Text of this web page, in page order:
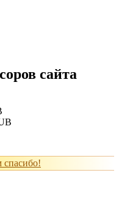
сайта
спасибо!